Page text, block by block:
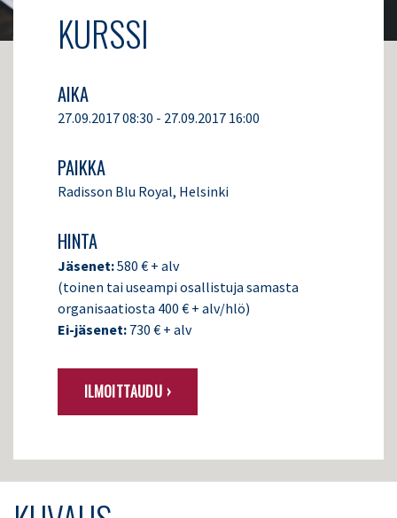
KURSSI
AIKA
27.09.2017 08:30 - 27.09.2017 16:00
PAIKKA
Radisson Blu Royal, Helsinki
HINTA
Jäsenet:580 € + alv
(toinen tai useampi osallistuja samasta
organisaatiosta 400 € + alv/hlö)
Ei-jäsenet: 730 € + alv
ILMOITTAUDU ›